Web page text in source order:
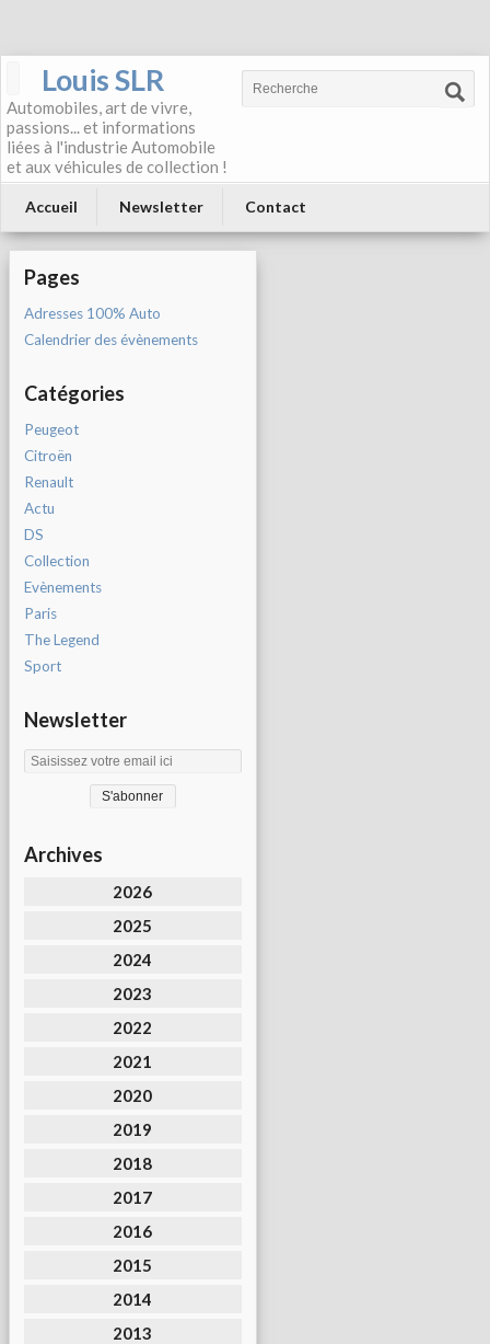
Louis SLR
Automobiles, art de vivre,
passions... et informations
liées à l'industrie Automobile
et aux véhicules de collection !
Accueil Newsletter Contact
Pages
Adresses 100% Auto
Calendrier des évènements
Catégories
Peugeot
Citroën
Renault
Actu
DS
Collection
Evènements
Paris
The Legend
Sport
Newsletter
Archives
2026
2025
2024
2023
2022
2021
2020
2019
2018
2017
2016
2015
2014
2013